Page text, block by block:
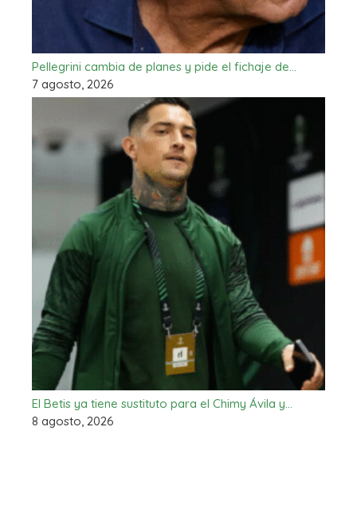
Pellegrini cambia de planes y pide el fichaje de…
7 agosto, 2026
El Betis ya tiene sustituto para el Chimy Ávila y…
8 agosto, 2026